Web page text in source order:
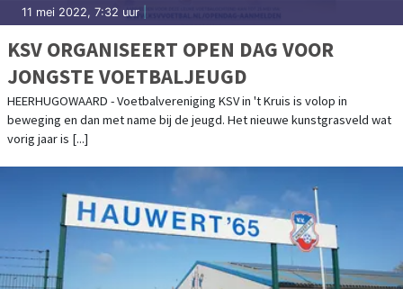
11 mei 2022, 7:32 uur
KSV ORGANISEERT OPEN DAG VOOR
JONGSTE VOETBALJEUGD
HEERHUGOWAARD - Voetbalvereniging KSV in 't Kruis is volop in
beweging en dan met name bij de jeugd. Het nieuwe kunstgrasveld wat
vorig jaar is [...]